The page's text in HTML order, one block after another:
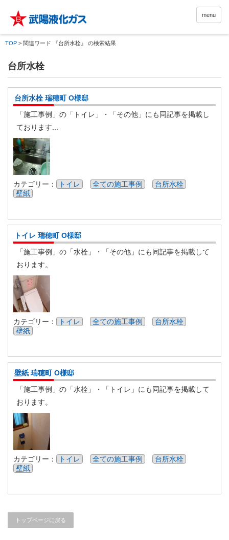
menu
TOP > 関連ワード 『台所水栓』 の検索結果
台所水栓
台所水栓 瑞穂町 O様邸
「施工事例」の「トイレ」・「その他」にも同記事を掲載し
ております...
カテゴリー： トイレ 全ての施工事例
台所水栓
壁紙
トイレ 瑞穂町 O様邸
「施工事例」の「水栓」・「その他」にも同記事を掲載して
おります。
カテゴリー： トイレ 全ての施工事例
台所水栓
壁紙
壁紙 瑞穂町 O様邸
「施工事例」の「水栓」・「トイレ」にも同記事を掲載して
おります。
カテゴリー： トイレ 全ての施工事例
台所水栓
壁紙
トップページに戻る